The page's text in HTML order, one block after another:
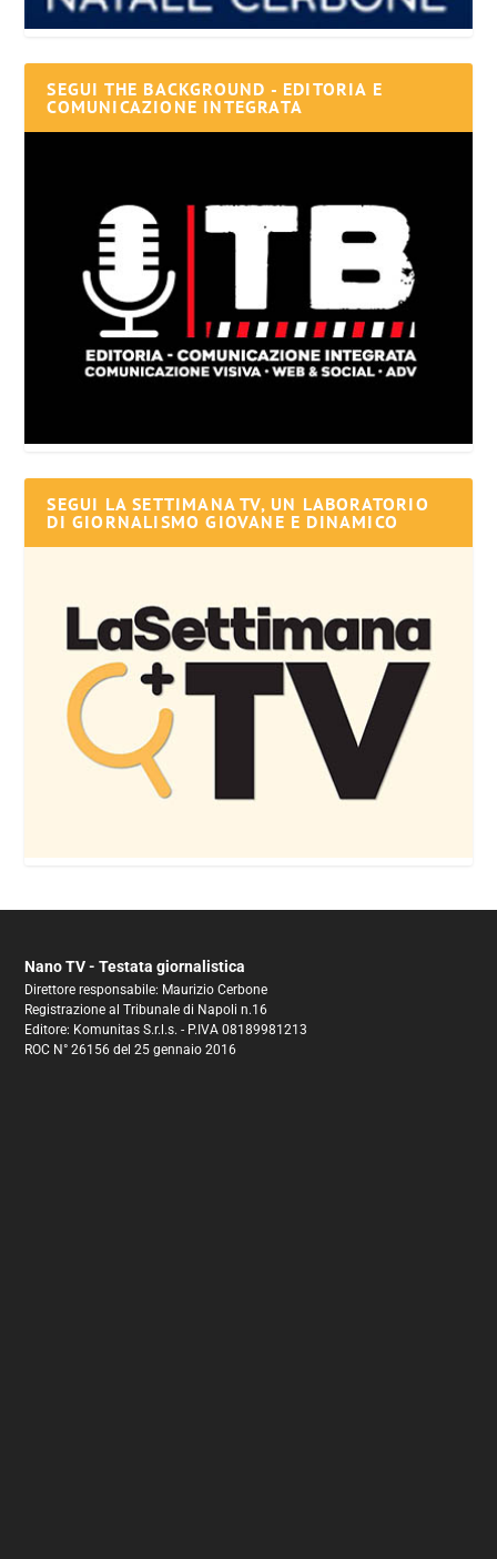
SEGUI THE BACKGROUND - EDITORIA E
COMUNICAZIONE INTEGRATA
SEGUI LA SETTIMANA TV, UN LABORATORIO
DI GIORNALISMO GIOVANE E DINAMICO
Nano TV - Testata giornalistica
Direttore responsabile: Maurizio Cerbone
Registrazione al Tribunale di Napoli n.16
Editore: Komunitas S.r.l.s. - P.IVA 08189981213
ROC N° 26156 del 25 gennaio 2016